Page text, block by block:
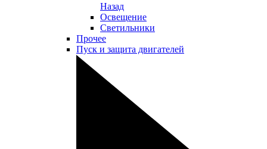
Назад
Освещение
Светильники
Прочее
Пуск и защита двигателей